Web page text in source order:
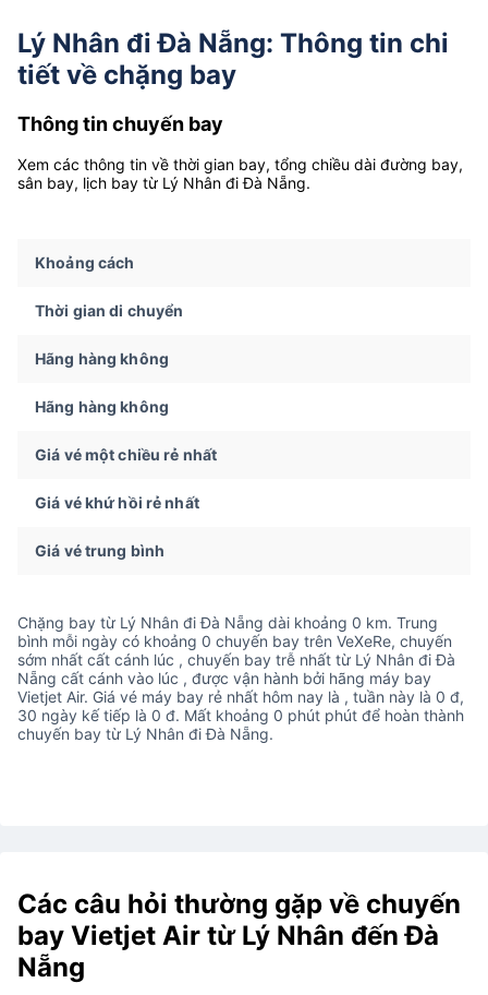
Lý Nhân đi Đà Nẵng: Thông tin chi
tiết về chặng bay
Thông tin chuyến bay
Xem các thông tin về thời gian bay, tổng chiều dài đường bay,
sân bay, lịch bay từ Lý Nhân đi Đà Nẵng.
Khoảng cách
Thời gian di chuyển
Hãng hàng không
Hãng hàng không
Giá vé một chiều rẻ nhất
Giá vé khứ hồi rẻ nhất
Giá vé trung bình
Chặng bay từ Lý Nhân đi Đà Nẵng dài khoảng 0 km. Trung
bình mỗi ngày có khoảng 0 chuyến bay trên VeXeRe, chuyến
sớm nhất cất cánh lúc , chuyến bay trễ nhất từ Lý Nhân đi Đà
Nẵng cất cánh vào lúc , được vận hành bởi hãng máy bay
Vietjet Air. Giá vé máy bay rẻ nhất hôm nay là , tuần này là 0 đ,
30 ngày kế tiếp là 0 đ. Mất khoảng 0 phút phút để hoàn thành
chuyến bay từ Lý Nhân đi Đà Nẵng.
Các câu hỏi thường gặp về chuyến
bay Vietjet Air từ Lý Nhân đến Đà
Nẵng